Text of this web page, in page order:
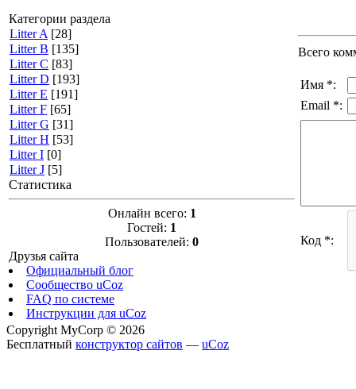
Категории раздела
Litter A [28]
Litter B [135]
Litter C [83]
Litter D [193]
Litter E [191]
Litter F [65]
Litter G [31]
Litter H [53]
Litter I [0]
Litter J [5]
Статистика
Онлайн всего: 1
Гостей: 1
Пользователей: 0
Друзья сайта
Официальный блог
Сообщество uCoz
FAQ по системе
Инструкции для uCoz
Всего
Имя *:
Email *:
Код *:
Copyright MyCorp © 2026
Бесплатный конструктор сайтов — uCoz